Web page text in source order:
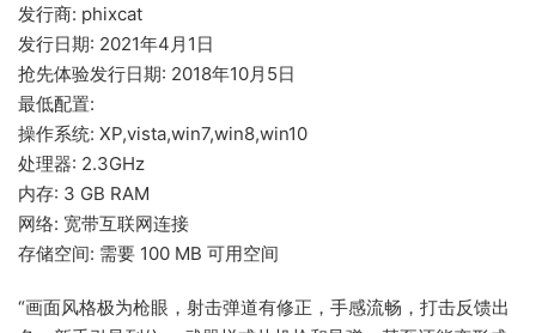
发行商: phixcat
发行日期: 2021年4月1日
抢先体验发行日期: 2018年10月5日
最低配置:
操作系统: XP,vista,win7,win8,win10
处理器: 2.3GHz
内存: 3 GB RAM
网络: 宽带互联网连接
存储空间: 需要 100 MB 可用空间
“画面风格极为枪眼，射击弹道有修正，手感流畅，打击反馈出